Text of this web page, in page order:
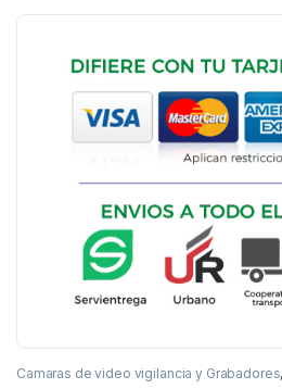
Camaras de video vigilancia y Grabadores,